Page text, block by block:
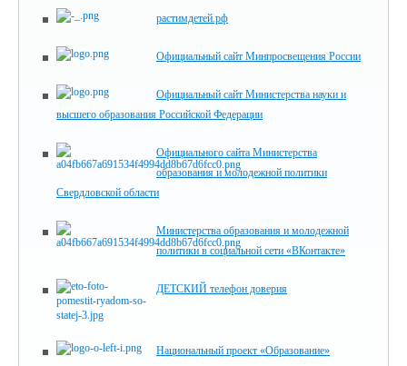
растимдетей.рф
Официальный сайт Минпросвещения России
Официальный сайт Министерства науки и
высшего образования Российской Федерации
Официального сайта Министерства
образования и молодежной политики
Свердловской области
Министерства образования и молодежной
политики в социальной сети «ВКонтакте»
ДЕТСКИЙ телефон доверия
Национальный проект «Образование»